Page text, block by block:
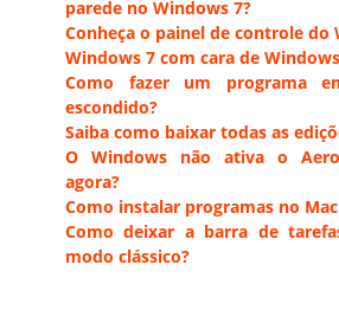
parede no Windows 7?
Conheça o painel de controle do
Windows 7 com cara de
Como fazer um programa
escondido?
Saiba como baixar todas as
O Windows não ativa o Aero
agora?
Como instalar programas no Mac
Como deixar a barra de
modo clássico?